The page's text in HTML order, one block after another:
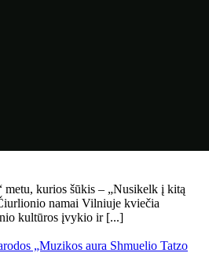
metu, kurios šūkis – „Nusikelk į kitą
namai Vilniuje kviečia
kultūros įvykio ir [...]
„Muzikos aura Shmuelio Tatzo